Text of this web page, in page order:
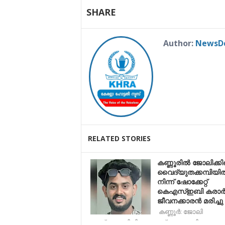
SHARE
Author:
RELATED STORIES
കണ്ണൂരിൽ
നിന്ന് ഷോക്കേറ്റ്
കെഎസ്ഇബി കരാർ
ജീവനക്കാരൻ മരിച്ചു
കണ്ണൂർ: ജോലി
ചെയ്യുന്നതിനിടെ വൈദ്യുതക്കമ്പി